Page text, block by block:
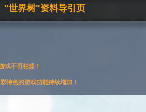
"世界树"资料导引页
戏不再枯燥！
特色的游戏功能持续增加！